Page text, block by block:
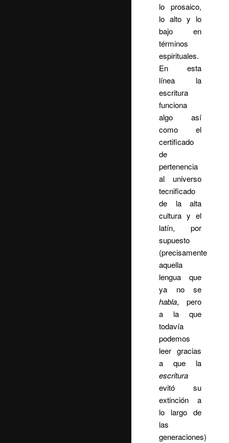
lo prosaico,
lo alto y lo
bajo en
términos
espirituales.
En esta
línea la
escritura
funciona
algo así
como el
certificado
de
pertenencia
al universo
tecnificado
de la alta
cultura y el
latín, por
supuesto
(precisamente
aquella
lengua que
ya no se
habla, pero
a la que
todavía
podemos
leer gracias
a que la
escritura
evitó su
extinción a
lo largo de
las
generaciones)